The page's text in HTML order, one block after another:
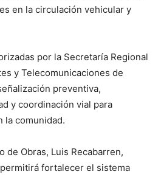
en la circulación vehicular y
por la Secretaría Regional
y Telecomunicaciones de
preventiva,
y coordinación vial para
la comunidad.
de Obras, Luis Recabarren,
fortalecer el sistema